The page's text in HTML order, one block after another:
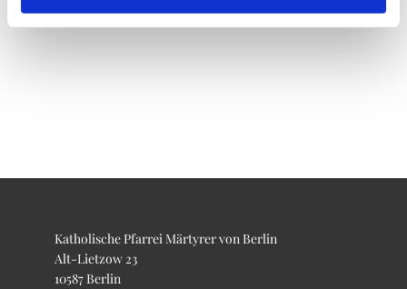
Katholische Pfarrei Märtyrer von Berlin
Alt-Lietzow 23
10587 Berlin